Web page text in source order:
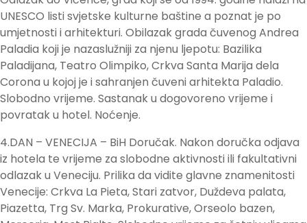
UNESCO listi svjetske kulturne baštine a poznat je po
umjetnosti i arhitekturi. Obilazak grada čuvenog Andrea
Paladia koji je nazaslužniji za njenu ljepotu: Bazilika
Paladijana, Teatro Olimpiko, Crkva Santa Marija dela
Corona u kojoj je i sahranjen čuveni arhitekta Paladio.
Slobodno vrijeme. Sastanak u dogovoreno vrijeme i
povratak u hotel. Noćenje.
4.DAN – VENECIJA – BiH Doručak. Nakon doručka odjava
iz hotela te vrijeme za slobodne aktivnosti ili fakultativni
odlazak u Veneciju. Prilika da vidite glavne znamenitosti
Venecije: Crkva La Pieta, Stari zatvor, Duždeva palata,
Piazetta, Trg Sv. Marka, Prokurative, Orseolo bazen,